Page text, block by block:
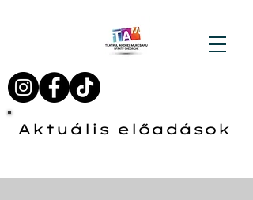
Aktuális előadások